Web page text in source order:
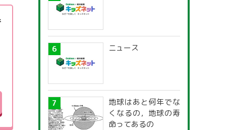
ニュース
地球はあと何年でな
くなるの，地球の寿
命ってあるの